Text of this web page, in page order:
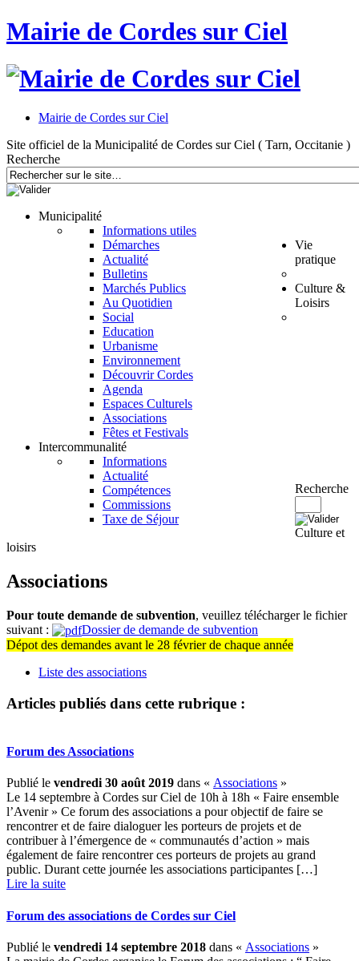
Mairie de Cordes sur Ciel
Mairie de Cordes sur Ciel
Site officiel de la Municipalité de Cordes sur Ciel ( Tarn, Occitanie )
Recherche
Municipalité
Informations utiles
Démarches
Actualité
Bulletins
Marchés Publics
Vie
pratique
Au Quotidien
Social
Education
Urbanisme
Environnement
Culture &
Loisirs
Découvrir Cordes
Agenda
Espaces Culturels
Associations
Fêtes et Festivals
Intercommunalité
Informations
Actualité
Compétences
Commissions
Taxe de Séjour
Recherche
Culture et
loisirs
Associations
Pour toute demande de subvention, veuillez télécharger le fichier
suivant :
Dossier de demande de subvention
Dépot des demandes avant le 28 février de chaque année
Liste des associations
Articles publiés dans cette rubrique :
Forum des Associations
Publié le vendredi 30 août 2019 dans « Associations »
Le 14 septembre à Cordes sur Ciel de 10h à 18h « Faire ensemble
l’Avenir » Ce forum des associations a pour objectif de faire se
rencontrer et de faire dialoguer les porteurs de projets et de
contribuer à l’émergence de « communautés d’action » mais
également de faire rencontrer ces porteurs de projets au grand
public. Durant cette journée les associations participantes […] ­
Lire la suite
Forum des associations de Cordes sur Ciel
Publié le vendredi 14 septembre 2018 dans « Associations »